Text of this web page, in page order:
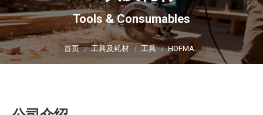
Tools & Consumables
你在这里：
首页 工具及耗材 工具 HOFMA…